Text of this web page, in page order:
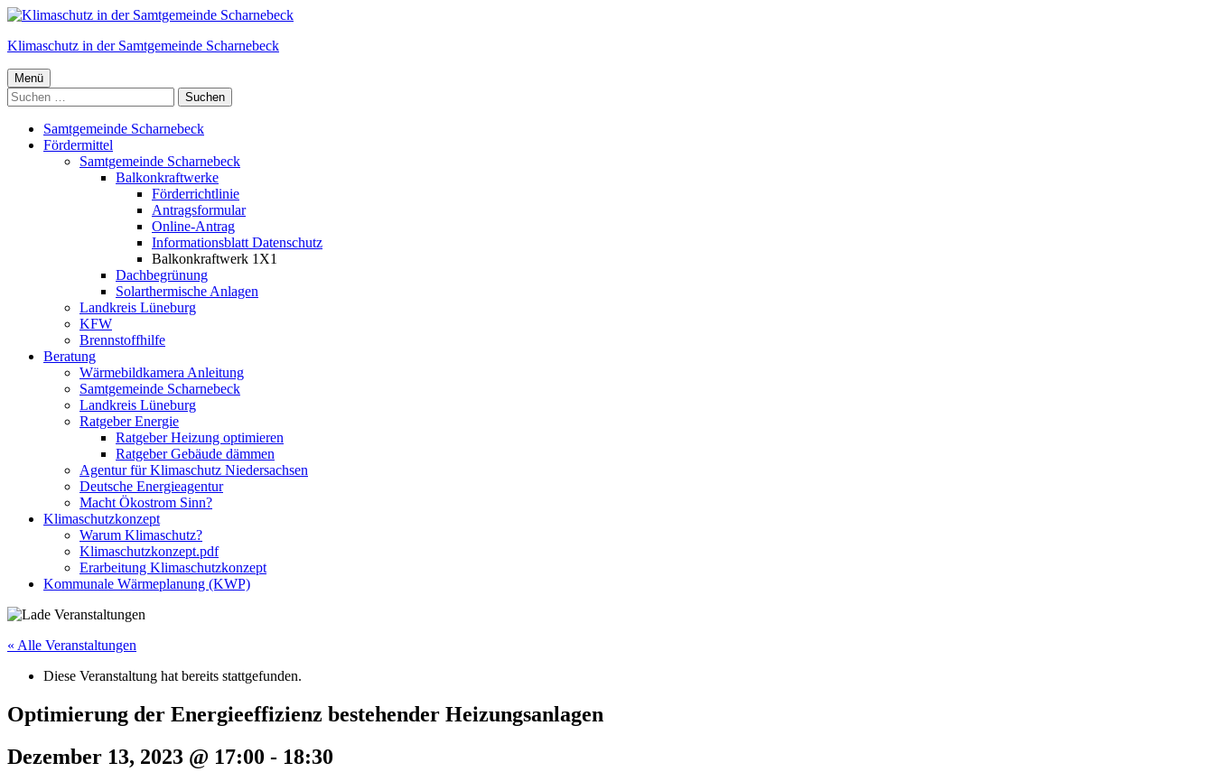
Springe
Inhalt
Klimaschutz in der Samtgemeinde Scharnebeck
Primäres
Menü
Menü
Suchen
nach:
Samtgemeinde Scharnebeck
Fördermittel
Samtgemeinde Scharnebeck
Balkonkraftwerke
Förderrichtlinie
Antragsformular
Online-Antrag
Informationsblatt Datenschutz
Balkonkraftwerk 1X1
Dachbegrünung
Solarthermische Anlagen
Landkreis Lüneburg
KFW
Brennstoffhilfe
Beratung
Wärmebildkamera Anleitung
Samtgemeinde Scharnebeck
Landkreis Lüneburg
Ratgeber Energie
Ratgeber Heizung optimieren
Ratgeber Gebäude dämmen
Agentur für Klimaschutz Niedersachsen
Deutsche Energieagentur
Macht Ökostrom Sinn?
Klimaschutzkonzept
Warum Klimaschutz?
Klimaschutzkonzept.pdf
Erarbeitung Klimaschutzkonzept
Kommunale Wärmeplanung (KWP)
« Alle Veranstaltungen
Diese Veranstaltung hat bereits stattgefunden.
Optimierung der Energieeffizienz bestehender Heizungsanlagen
Dezember 13, 2023 @ 17:00 - 18:30